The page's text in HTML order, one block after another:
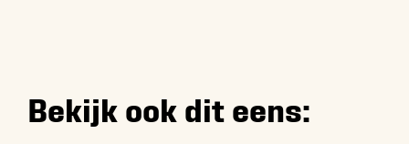
Bekijk ook dit eens: